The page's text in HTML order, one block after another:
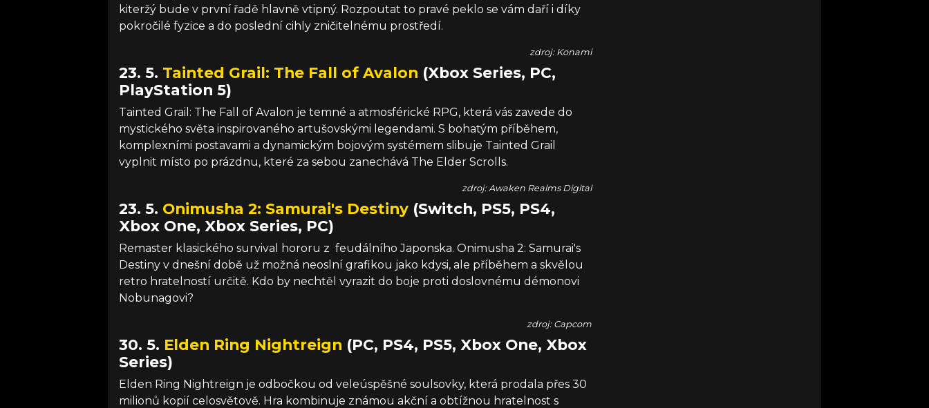
kiteržý bude v první řadě hlavně vtipný. Rozpoutat to pravé peklo se vám daří i díky
pokročilé fyzice a do poslední cihly zničitelnému prostředí.
zdroj: Konami
23. 5. Tainted Grail: The Fall of Avalon (Xbox Series, PC,
PlayStation 5)
Tainted Grail: The Fall of Avalon je temné a atmosférické RPG, která vás zavede do
mystického světa inspirovaného artušovskými legendami. S bohatým příběhem,
komplexními postavami a dynamickým bojovým systémem slibuje Tainted Grail
vyplnit místo po prázdnu, které za sebou zanechává The Elder Scrolls.
zdroj: Awaken Realms Digital
23. 5. Onimusha 2: Samurai's Destiny (Switch, PS5, PS4,
Xbox One, Xbox Series, PC)
Remaster klasického survival hororu z feudálního Japonska. Onimusha 2: Samurai's
Destiny v dnešní době už možná neoslní grafikou jako kdysi, ale příběhem a skvělou
retro hratelností určitě. Kdo by nechtěl vyrazit do boje proti doslovnému démonovi
Nobunagovi?
zdroj: Capcom
30. 5. Elden Ring Nightreign (PC, PS4, PS5, Xbox One, Xbox
Series)
Elden Ring Nightreign je odbočkou od veleúspěšné soulsovky, která prodala přes 30
milionů kopií celosvětově. Hra kombinuje známou akční a obtížnou hratelnost s